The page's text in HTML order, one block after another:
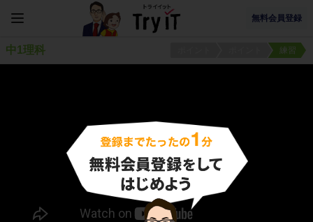
無料会員登録
中1理科 練習